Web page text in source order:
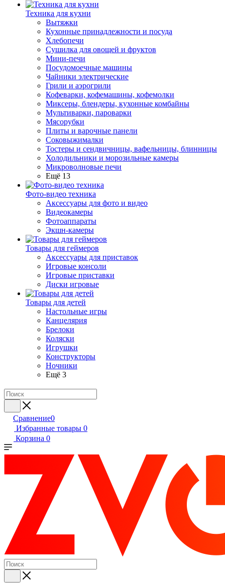
Техника для кухни
Вытяжки
Кухонные принадлежности и посуда
Хлебопечи
Сушилка для овощей и фруктов
Мини-печи
Посудомоечные машины
Чайники электрические
Грили и аэрогрили
Кофеварки, кофемашины, кофемолки
Миксеры, блендеры, кухонные комбайны
Мультиварки, пароварки
Мясорубки
Плиты и варочные панели
Соковыжималки
Тостеры и сендвичницы, вафельницы, блинницы
Холодильники и морозильные камеры
Микроволновые печи
Ещё 13
Фото-видео техника
Аксессуары для фото и видео
Видеокамеры
Фотоаппараты
Экшн-камеры
Товары для геймеров
Аксессуары для приставок
Игровые консоли
Игровые приставки
Диски игровые
Товары для детей
Настольные игры
Канцелярия
Брелоки
Коляски
Игрушки
Конструкторы
Ночники
Ещё 3
Сравнение0
Избранные товары 0
Корзина 0